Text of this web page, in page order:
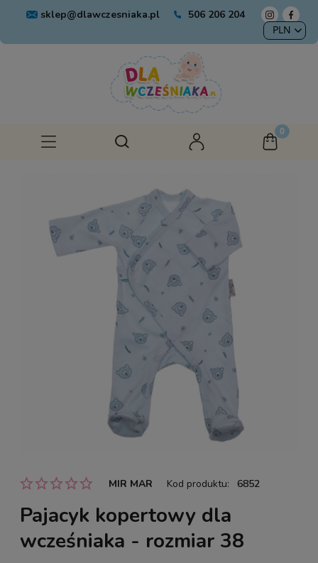
sklep@dlawczesniaka.pl 506 206 204
MIR MAR Kod produktu: 6852
Pajacyk kopertowy dla
wcześniaka - rozmiar 38